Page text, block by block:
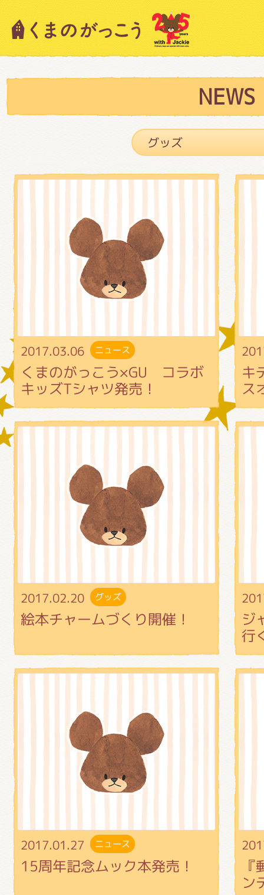
NEWS
2017.03.06 ニュース
くまのがっこう×GU コラボ
キッズTシャツ発売！
キ
ス
2017.02.20 グッズ
絵本チャームづくり開催！
ジ
行
2017.01.27 ニュース
15周年記念ムック本発売！
ン
キャラクター紹介
スタッフブログ
ショップインフォメーション
グッズインフォメーション
ミュージカル・コンサート
おたのしみコンテンツ(クイズ・
チア ジャッキーズ！
くまのがっこう しょくいんしつ
くまのがっこう 家庭科部